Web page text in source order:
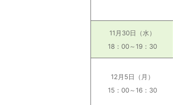
11月30日（水）
18：00～19：30
12月5日（月）
15：00～16：30